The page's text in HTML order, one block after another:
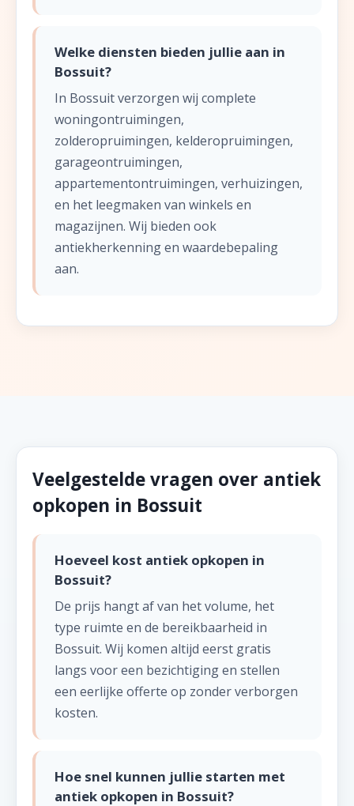
Welke diensten bieden jullie aan in
Bossuit?
In Bossuit verzorgen wij complete
woningontruimingen,
zolderopruimingen, kelderopruimingen,
garageontruimingen,
appartementontruimingen, verhuizingen,
en het leegmaken van winkels en
magazijnen. Wij bieden ook
antiekherkenning en waardebepaling
aan.
Veelgestelde vragen over antiek
opkopen in Bossuit
Hoeveel kost antiek opkopen in
Bossuit?
De prijs hangt af van het volume, het
type ruimte en de bereikbaarheid in
Bossuit. Wij komen altijd eerst gratis
langs voor een bezichtiging en stellen
een eerlijke offerte op zonder verborgen
kosten.
Hoe snel kunnen jullie starten met
antiek opkopen in Bossuit?